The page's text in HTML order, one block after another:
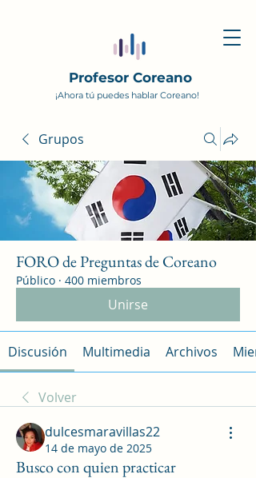
Profesor Coreano
¡Ahora tú puedes hablar Coreano!
Grupos
FORO de Preguntas de Coreano
Público · 400 miembros
Unirse
Discusión Multimedia Archivos
Volver
dulcesmaravillas22
14 de mayo de 2025
Busco con quien practicar